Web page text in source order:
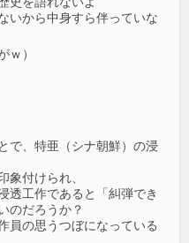
いから中身すら伴っていな
ｗ）
で、特亜（シナ朝鮮）の浸
象付けられ、
透工作であると「糾弾でき
のだろうか？
員の思うつぼになっている